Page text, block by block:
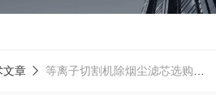
文章 等离子切割机除烟尘滤芯选购指南